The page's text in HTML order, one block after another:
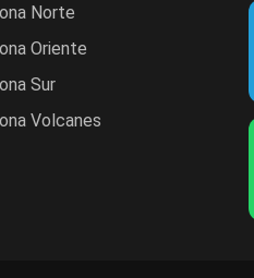
Norte
Oriente
Sur
Volcanes